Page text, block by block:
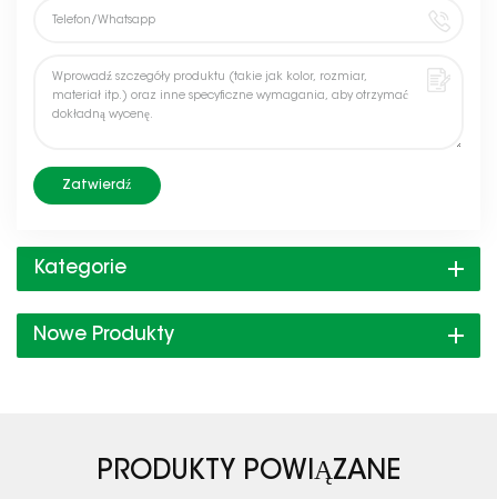
Zatwierdź
Kategorie
Nowe Produkty
PRODUKTY POWIĄZANE